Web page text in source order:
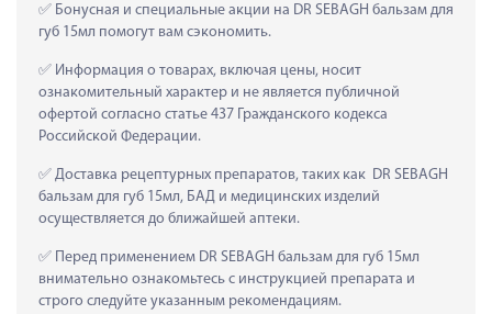
Бонусная и специальные акции на DR SEBAGH бальзам для
губ 15мл помогут вам сэкономить.
Информация о товарах, включая цены, носит
ознакомительный характер и не является публичной
офертой согласно статье 437 Гражданского кодекса
Российской Федерации.
Доставка рецептурных препаратов, таких как  DR SEBAGH
бальзам для губ 15мл, БАД и медицинских изделий
осуществляется до ближайшей аптеки.
Перед применением DR SEBAGH бальзам для губ 15мл
внимательно ознакомьтесь с инструкцией препарата и
строго следуйте указанным рекомендациям.